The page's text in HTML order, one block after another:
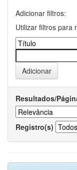
Adicionar filtros:
Utilizar filtros para
Resultados/
Registro(s)